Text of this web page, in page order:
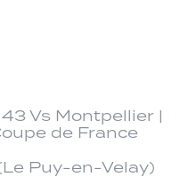
Vs Montpellier |
de France
Puy-en-Velay)